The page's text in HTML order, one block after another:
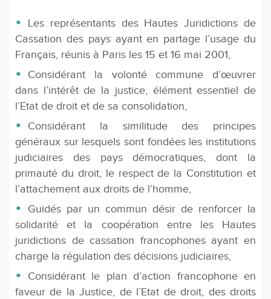
Les représentants des Hautes Juridictions de
Cassation des pays ayant en partage l’usage du
Français, réunis à Paris les 15 et 16 mai 2001,
Considérant la volonté commune d’œuvrer
dans l’intérêt de la justice, élément essentiel de
l’Etat de droit et de sa consolidation,
Considérant la similitude des principes
généraux sur lesquels sont fondées les institutions
judiciaires des pays démocratiques, dont la
primauté du droit, le respect de la Constitution et
l’attachement aux droits de l’homme,
Guidés par un commun désir de renforcer la
solidarité et la coopération entre les Hautes
juridictions de cassation francophones ayant en
charge la régulation des décisions judiciaires,
Considérant le plan d’action francophone en
faveur de la Justice, de l’Etat de droit, des droits